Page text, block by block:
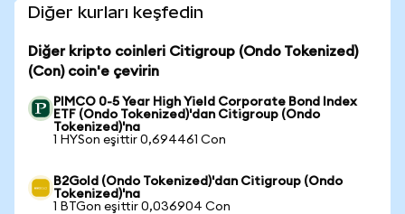
Diğer kurları keşfedin
Diğer kripto coinleri Citigroup (Ondo Tokenized)
(Con) coin'e çevirin
PIMCO 0-5 Year High Yield Corporate Bond Index
ETF (Ondo Tokenized)'dan Citigroup (Ondo
Tokenized)'na
1 HYSon eşittir 0,694461 Con
B2Gold (Ondo Tokenized)'dan Citigroup (Ondo
Tokenized)'na
1 BTGon eşittir 0,036904 Con